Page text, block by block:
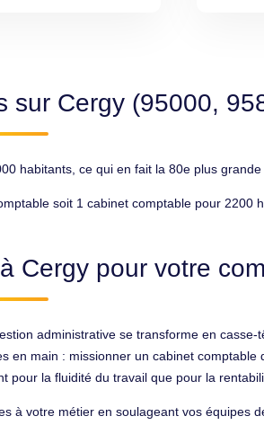
sur Cergy (95000,
habitants, ce qui en fait la 80e plus grande
soit 1 cabinet comptable pour 2200
Cergy pour votre
administrative se transforme en
main : missionner un cabinet
pour la fluidité du travail que pour la
à votre métier en soulageant vos équipes